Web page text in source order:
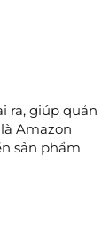
ra, giúp quản
Amazon
sản phẩm